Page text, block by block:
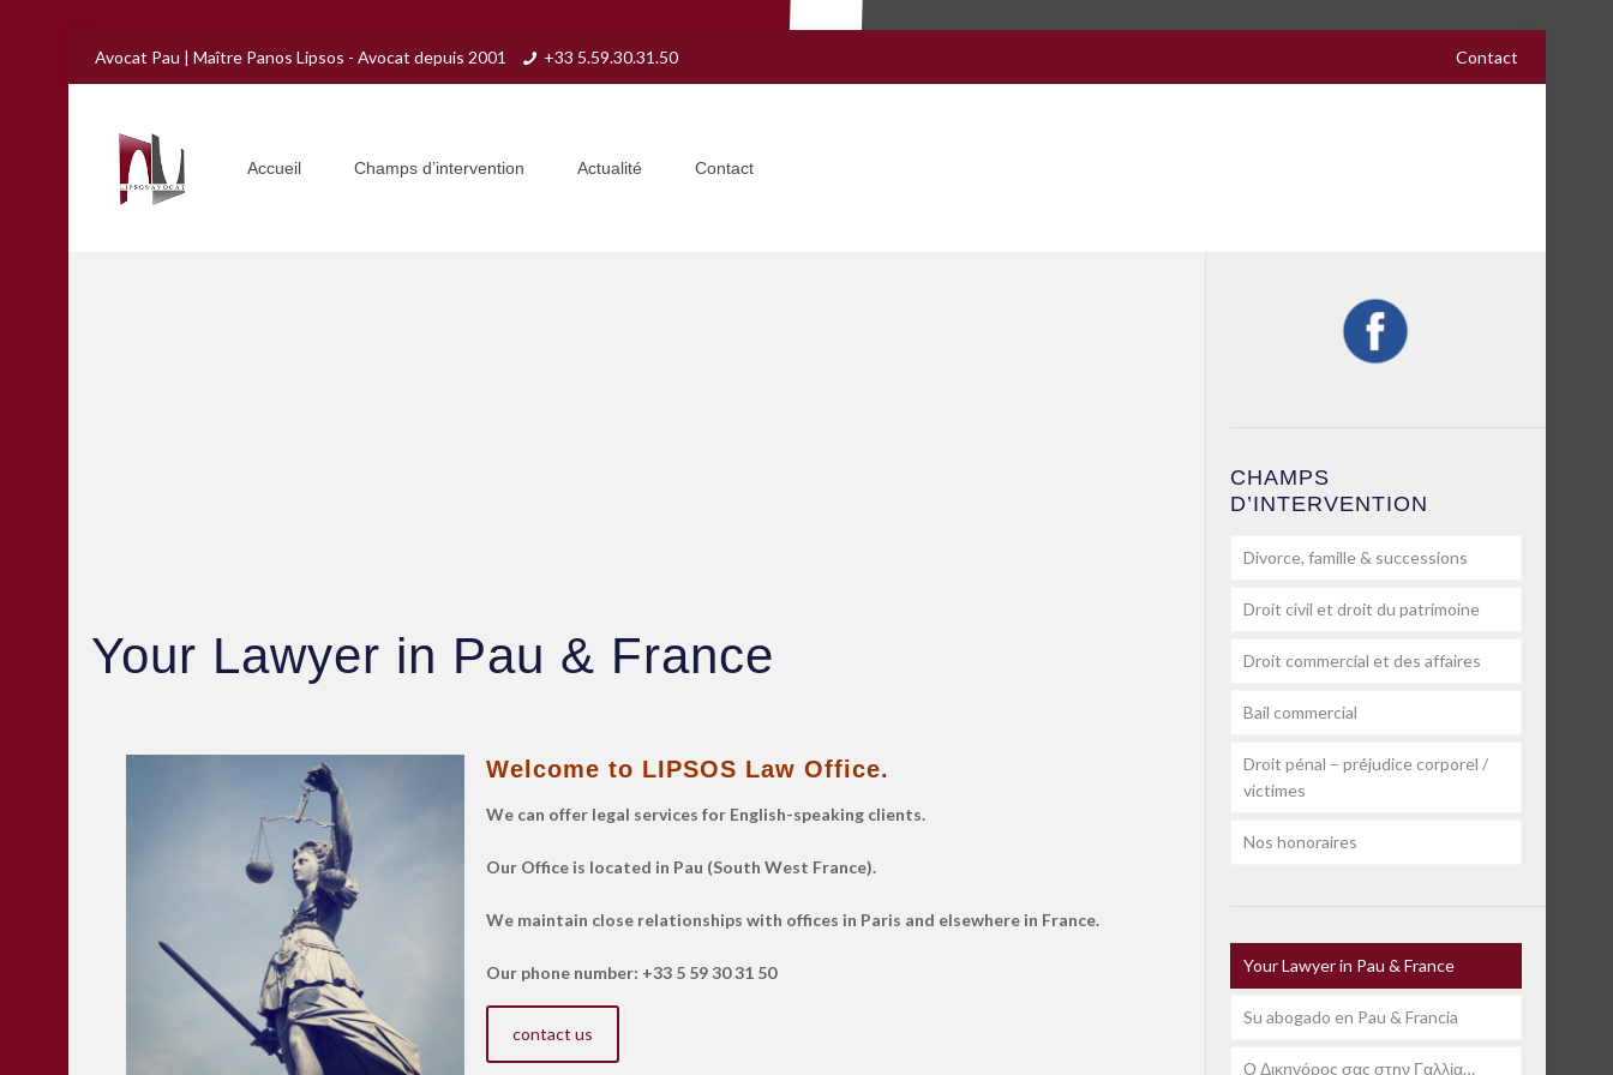
Avocat Pau | Maître Panos Lipsos - Avocat depuis 2001 +33 5.59.30.31.50 Contact
Accueil Champs d’intervention Actualité Contact
Your Lawyer in Pau & France
Welcome to LIPSOS Law Office.
We can offer legal services for English-speaking clients.
Our Office is located in Pau (South West France).
We maintain close relationships with offices in Paris and elsewhere in France.
Our phone number: +33 5 59 30 31 50
contact us
CHAMPS
D’INTERVENTION
Divorce, famille & successions
Droit civil et droit du patrimoine
Droit commercial et des affaires
Bail commercial
Droit pénal – préjudice corporel /
victimes
Nos honoraires
Your Lawyer in Pau & France
Su abogado en Pau & Francia
Ο Δικηγόρος σας στην Γαλλία…